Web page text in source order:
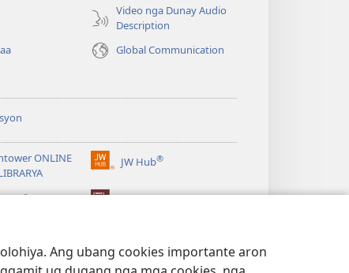
Ang ubang cookies importante aron
ong
window)
Video nga Dunay Audio
Description
Global Communication
ONLINE
JW Hub®
(mo-
ug
®